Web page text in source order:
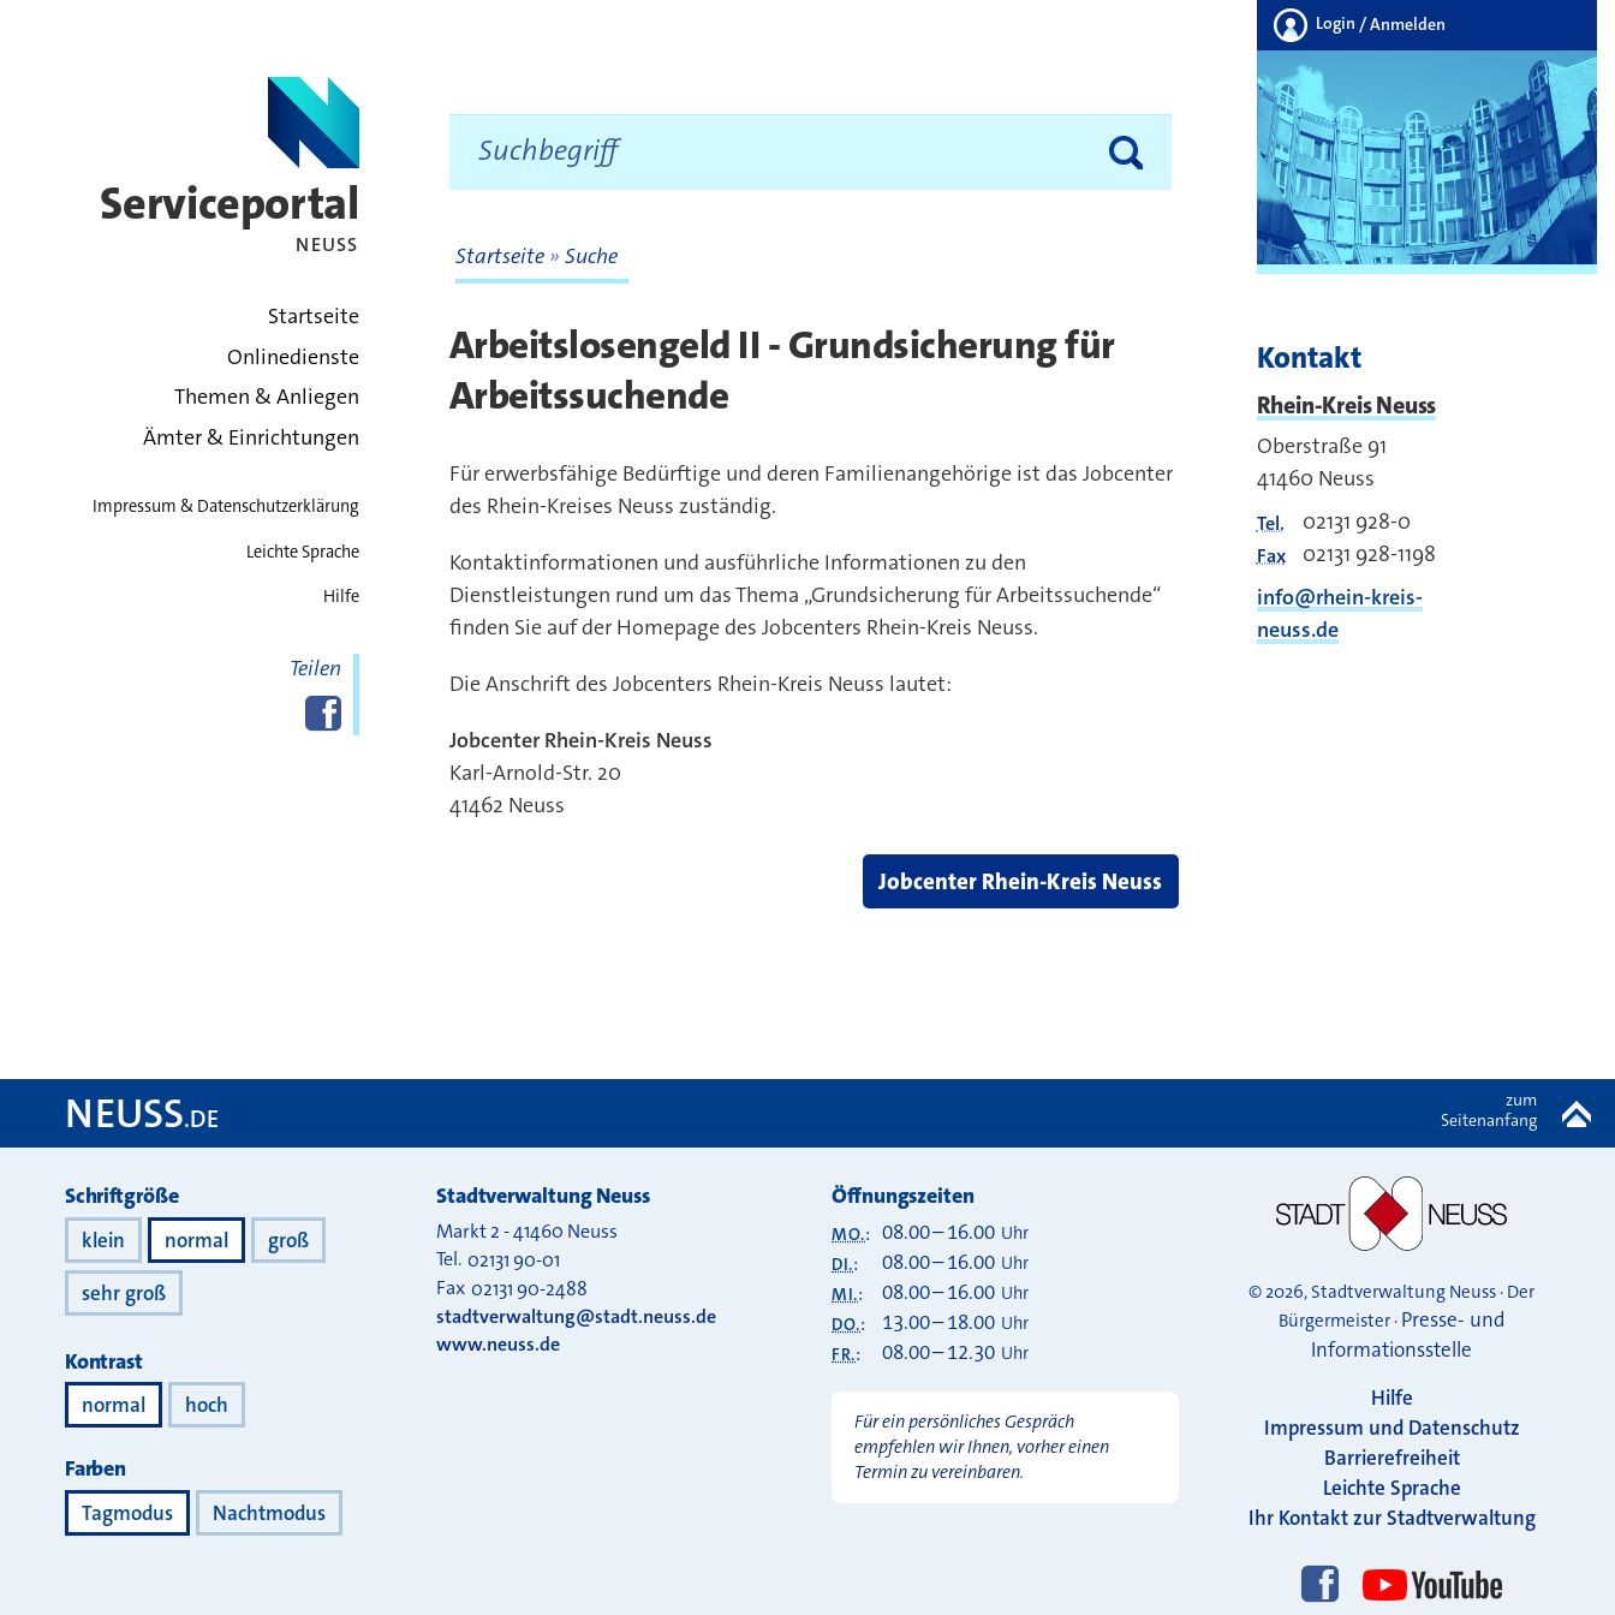
Serviceportal
NEUSS
zurück zur Startseite
Startseite
Onlinedienste
Themen & Anliegen
Ämter & Einrichtungen
Impressum & Datenschutzerklärung
Leichte Sprache
Hilfe
Teilen
Diese Seite bei
Facebook
teilen
Login / Anmelden
Startseite Suche
Arbeitslosengeld II - Grundsicherung für
Arbeitssuchende
Für erwerbsfähige Bedürftige und deren Familienangehörige ist das Jobcenter
des Rhein-Kreises Neuss zuständig.
Kontaktinformationen und ausführliche Informationen zu den
Dienstleistungen rund um das Thema „Grundsicherung für Arbeitssuchende“
finden Sie auf der Homepage des Jobcenters Rhein-Kreis Neuss.
Die Anschrift des Jobcenters Rhein-Kreis Neuss lautet:
Jobcenter Rhein-Kreis Neuss
Karl-Arnold-Str. 20
41462 Neuss
Jobcenter Rhein-Kreis Neuss
Kontakt
Rhein-Kreis Neuss
Oberstraße 91
41460 Neuss
Tel. 02131 928-0
Fax
02131 928-1198
info@rhein-kreis-
neuss.de
NEUSS.DE
zum
Seitenanfang
Darstellung
Schriftgröße
klein normal
groß
sehr groß
Kontrast
normal hoch
Farben
Tagmodus Nachtmodus
Stadtverwaltung Neuss
Markt 2-41460 Neuss
Tel. 02131 90-01
Fax 02131 90-2488
stadtverwaltung@stadt.neuss.de
www.neuss.de
Öffnungszeiten
MO.: 08.00–16.00 Uhr
DI.: 08.00–16.00 Uhr
MI.: 08.00–16.00 Uhr
DO.: 13.00–18.00 Uhr
FR.: 08.00–12.30 Uhr
Für ein persönliches Gespräch
empfehlen wir Ihnen, vorher einen
Termin zu vereinbaren.
© 2026, Stadtverwaltung Neuss · Der
Bürgermeister · Presse- und
Informationsstelle
Hilfe
Impressum und Datenschutz
Barrierefreiheit
Leichte Sprache
Ihr Kontakt zur Stadtverwaltung
Folgen Sie uns!